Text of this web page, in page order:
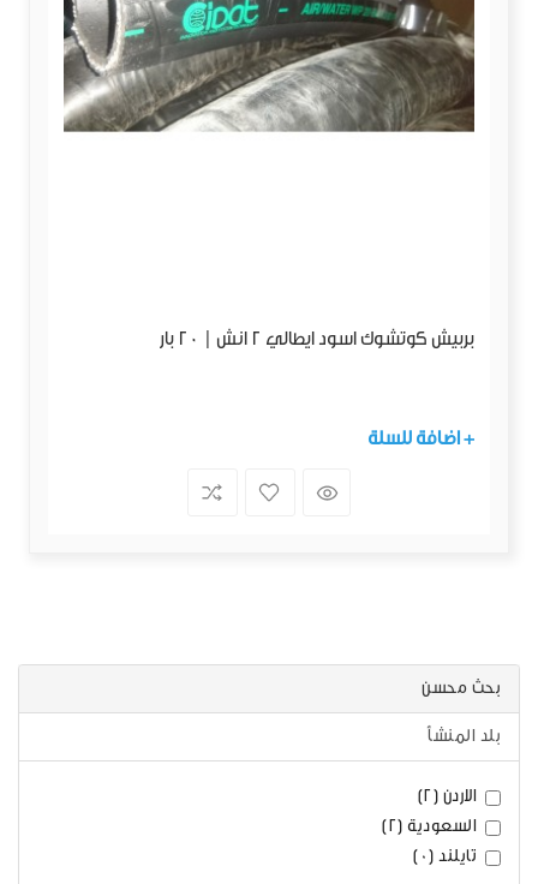
بربيش كوتشوك اسود ايطالي 2 انش | 20 بار
+ اضافة للسلة
بحث محسن
بلد المنشأ
الاردن (2)
السعودية (2)
تايلند (0)